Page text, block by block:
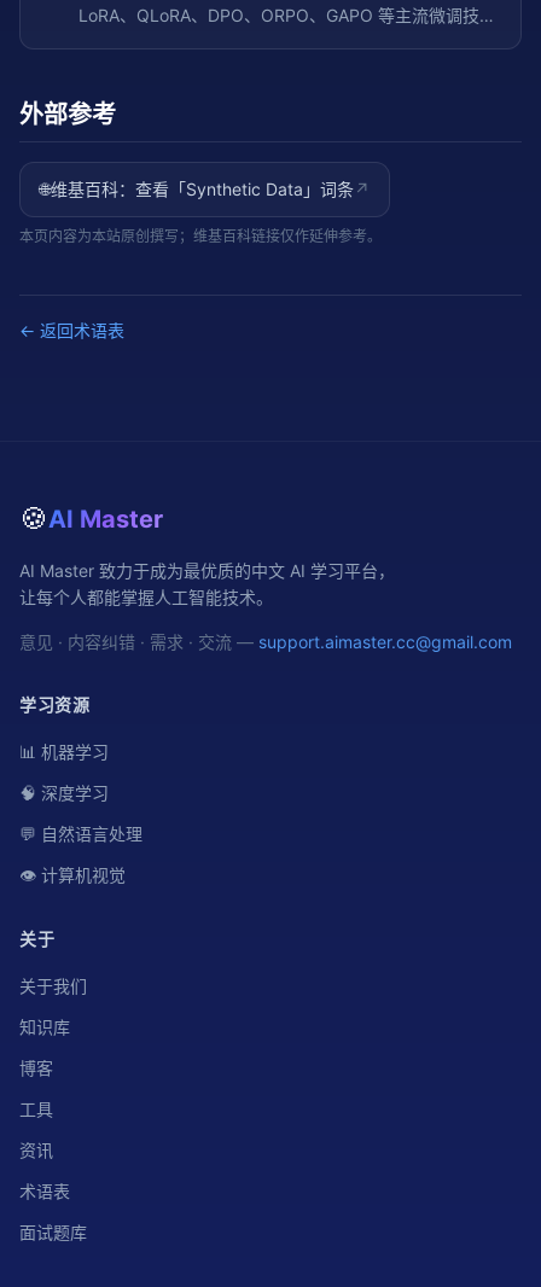
LoRA、QLoRA、DPO、ORPO、GAPO 等主流微调技
外部参考
🌐维基百科：查看「Synthetic Data 」词条↗
本页内容为本站原创撰写；维基百科链接仅作延伸参考。
← 返回术语表
🍪AI Master
AI Master 致力于成为最优质的中文 AI 学习平台，
让每个人都能掌握人工智能技术。
意见 · 内容纠错 · 需求 · 交流 — support.aimaster.cc@gmail.com
学习资源
📊 机器学习
🧠 深度学习
💬 自然语言处理
👁️ 计算机视觉
关于
关于我们
知识库
博客
工具
资讯
术语表
面试题库